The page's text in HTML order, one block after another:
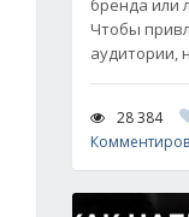
бренда или
Чтобы
аудитории,
28 384